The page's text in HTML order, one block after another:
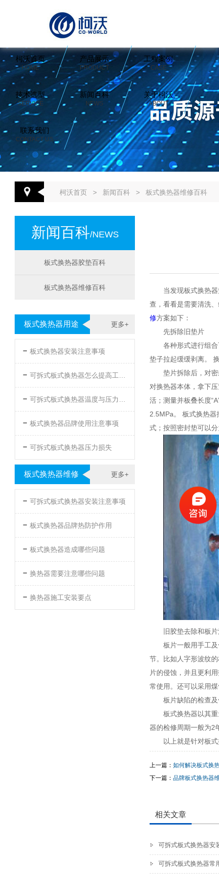
柯沃首页
HOME
产品展示
PRODUCT
工程案例
CASE
技术选型
SERVICE
新闻百科
NEWS
关于柯沃
ABOUT
联系我们
CONTACT US
柯沃首页 > 新闻百科 > 板式换热器维修百科
新闻百科/NEWS
板式换热器胶垫百科
板式换热器维修百科
更多+
板式换热器用途
- 板式换热器安装注意事项
- 可拆式板式换热器怎么提高工作效率
- 可拆式板式换热器温度与压力的要求
- 板式换热器品牌使用注意事项
- 可拆式板式换热器压力损失
更多+
板式换热器维修
- 可拆式板式换热器安装注意事项
- 板式换热器品牌热防护作用
- 板式换热器造成哪些问题
- 换热器需要注意哪些问题
- 换热器施工安装要点
当发现板式换热
查，看看是需要清洗
修方案如下：
先拆除旧垫片
各种形式进行组
垫子拉起缓缓剥离。
垫片拆除后，对
对换热器本体，拿下
活；测量并板叠长度
2.5MPa。 板式换热
式；按照密封垫可以
旧胶垫去除和板
板片一般用手工
节。比如人字形波纹
片的侵蚀，并且更利
常使用。还可以采用
板片缺陷的检查
板式换热器以其
器的检修周期一般为2
以上就是针对板
上一篇： 如何解决板式换
下一篇： 品牌板式换热器
相关文章
可拆式板式换热器安
可拆式板式换热器常